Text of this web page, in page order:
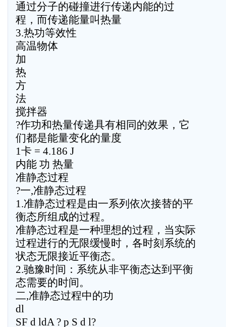
通过分子的碰撞进行传递内能的过
程，而传递能量叫热量
3.热功等效性
高温物体
加
热
方
法
搅拌器
?作功和热量传递具有相同的效果，它
们都是能量变化的量度
1卡 = 4.186 J
内能 功 热量
准静态过程
?一,准静态过程
1.准静态过程是由一系列依次接替的平
衡态所组成的过程。
准静态过程是一种理想的过程，当实际
过程进行的无限缓慢时，各时刻系统的
状态无限接近平衡态。
2.驰豫时间：系统从非平衡态达到平衡
态需要的时间。
二,准静态过程中的功
dl
SF d ldA ? p S d l?